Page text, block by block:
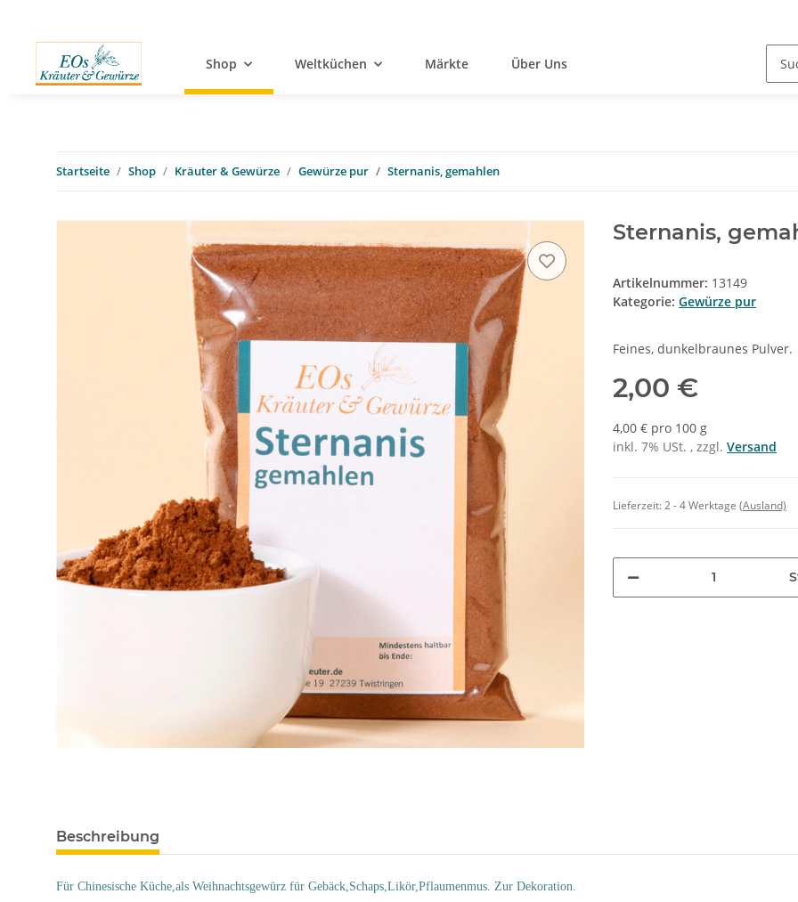
Shop Weltküchen Märkte Über Uns
Startseite Shop Kräuter & Gewürze Gewürze pur Sternanis, gemahlen
Sternanis,
Artikelnummer: 13149
Kategorie: Gewürze pur
Feines, dunkelbraunes Pulver.
2,00 €
4,00 € pro 100 g
inkl. 7% USt. , zzgl. Versand
Lieferzeit:2 - 4 Werktage (Ausland)
Beschreibung
Für Chinesische Küche,als Weihnachtsgewürz für Gebäck,Schaps,Likör,Pflaumenmus. Zur Dekoration.